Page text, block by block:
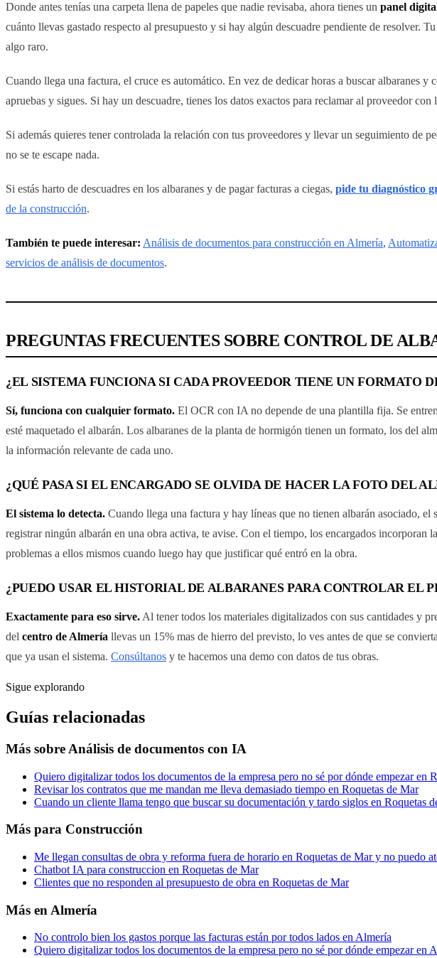
Donde antes tenías una carpeta llena de papeles que nadie revisaba, ahora tienes un panel
cuánto llevas gastado respecto al presupuesto y si hay algún descuadre pendiente de resolver.
algo raro.
Cuando llega una factura, el cruce es automático. En vez de dedicar horas a buscar albaranes
apruebas y sigues. Si hay un descuadre, tienes los datos exactos para reclamar al proveedor
Si además quieres tener controlada la relación con tus proveedores y llevar un seguimiento de
no se te escape nada.
Si estás harto de descuadres en los albaranes y de pagar facturas a ciegas, pide tu diagnóstico
de la construcción.
También te puede interesar: Análisis de documentos para construcción en Almería,
servicios de análisis de documentos.
PREGUNTAS FRECUENTES SOBRE CONTROL DE
¿EL SISTEMA FUNCIONA SI CADA PROVEEDOR TIENE UN FORMATO
Sí, funciona con cualquier formato. El OCR con IA no depende de una plantilla fija. Se
esté maquetado el albarán. Los albaranes de la planta de hormigón tienen un formato, los del
la información relevante de cada uno.
¿QUÉ PASA SI EL ENCARGADO SE OLVIDA DE HACER LA FOTO DEL
El sistema lo detecta. Cuando llega una factura y hay líneas que no tienen albarán asociado,
registrar ningún albarán en una obra activa, te avise. Con el tiempo, los encargados
problemas a ellos mismos cuando luego hay que justificar qué entró en la obra.
¿PUEDO USAR EL HISTORIAL DE ALBARANES PARA CONTROLAR EL
Exactamente para eso sirve. Al tener todos los materiales digitalizados con sus cantidades y
del centro de Almería llevas un 15% mas de hierro del previsto, lo ves antes de que se
que ya usan el sistema. Consúltanos y te hacemos una demo con datos de tus obras.
Sigue explorando
Guías relacionadas
Más sobre Análisis de documentos con IA
Quiero digitalizar todos los documentos de la empresa pero no sé por dónde empezar en
Revisar los contratos que me mandan me lleva demasiado tiempo en Roquetas de Mar
Cuando un cliente llama tengo que buscar su documentación y tardo siglos en Roquetas
Más para Construcción
Me llegan consultas de obra y reforma fuera de horario en Roquetas de Mar y no puedo
Chatbot IA para construccion en Roquetas de Mar
Clientes que no responden al presupuesto de obra en Roquetas de Mar
Más en Almería
No controlo bien los gastos porque las facturas están por todos lados en Almería
Quiero digitalizar todos los documentos de la empresa pero no sé por dónde empezar en